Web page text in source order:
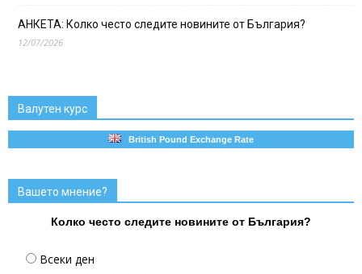
АНКЕТА: Колко често следите новините от България?
12/07/2026
Валутен курс
British Pound Exchange Rate
Вашето мнение?
Колко често следите новините от България?
Всеки ден